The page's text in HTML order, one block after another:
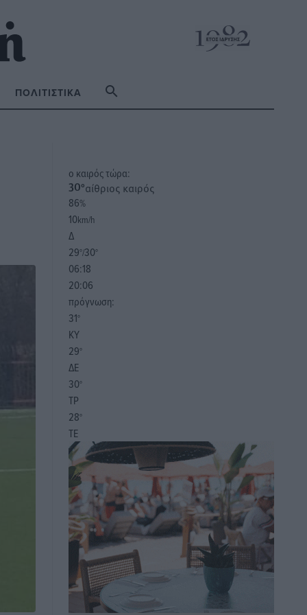
ΠΟΛΙΤΙΣΤΙΚΆ
o καιρός τώρα:
30°αίθριος καιρός
86%
10km/h
Δ
29°/30°
06:18
20:06
πρόγνωση:
31°
ΚΥ
29°
ΔΕ
30°
ΤΡ
28°
ΤΕ